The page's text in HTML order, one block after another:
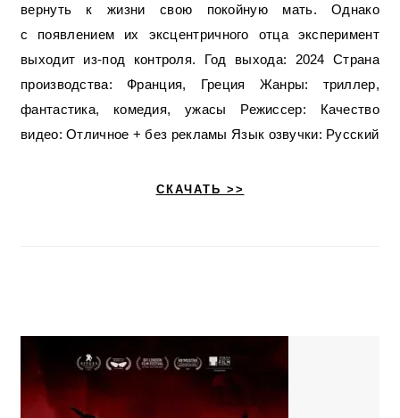
вернуть к жизни свою покойную мать. Однако
с появлением их эксцентричного отца эксперимент
выходит из-под контроля. Год выхода: 2024 Страна
производства: Франция, Греция Жанры: триллер,
фантастика, комедия, ужасы Режиссер: Качество
видео: Отличное + без рекламы Язык озвучки: Русский
СКАЧАТЬ >>